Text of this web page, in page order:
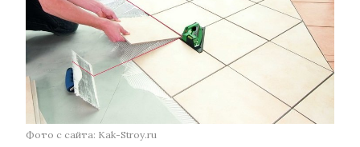
Фото с сайта: Kak-Stroy.ru